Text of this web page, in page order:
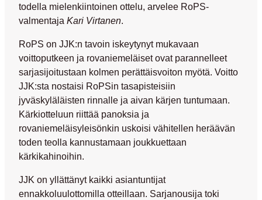
todella mielenkiintoinen ottelu, arvelee RoPS-
valmentaja Kari Virtanen.
RoPS on JJK:n tavoin iskeytynyt mukavaan
voittoputkeen ja rovaniemeläiset ovat parannelleet
sarjasijoitustaan kolmen perättäisvoiton myötä. Voitto
JJK:sta nostaisi RoPSin tasapisteisiin
jyväskyläläisten rinnalle ja aivan kärjen tuntumaan.
Kärkiotteluun riittää panoksia ja
rovaniemeläisyleisönkin uskoisi vähitellen heräävän
toden teolla kannustamaan joukkuettaan
kärkikahinoihin.
JJK on yllättänyt kaikki asiantuntijat
ennakkoluulottomilla otteillaan. Sarjanousija toki